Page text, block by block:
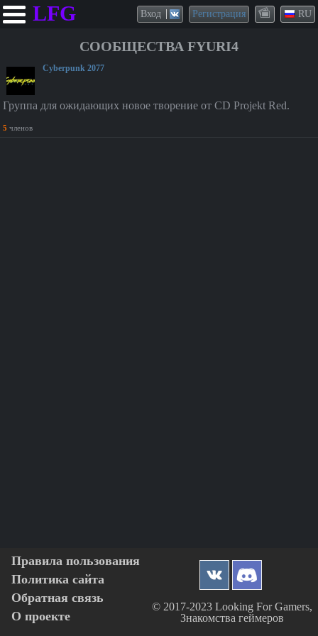
LFG Вход Регистрация RU
СООБЩЕСТВА FYURI4
Cyberpunk 2077
Группа для ожидающих новое творение от ⁣CD Projekt Red.
5 членов
Правила пользования
Политика сайта
Обратная связь
О проекте
© 2017-2023 Looking For Gamers,
Знакомства геймеров